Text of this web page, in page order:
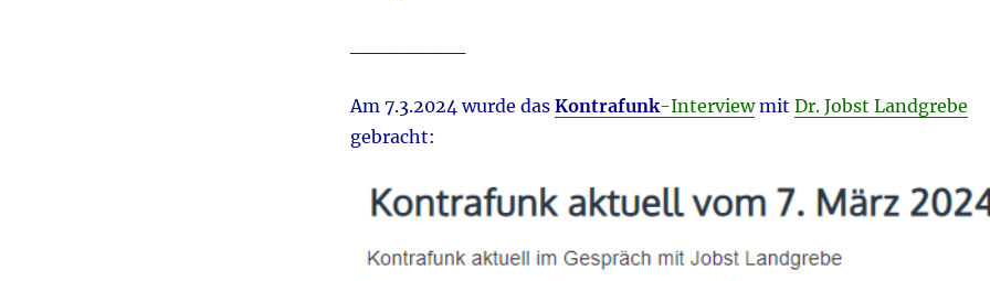
Am 7.3.2024 wurde das Kontrafunk-Interviewmit Dr. Jobst Landgrebe
gebracht: